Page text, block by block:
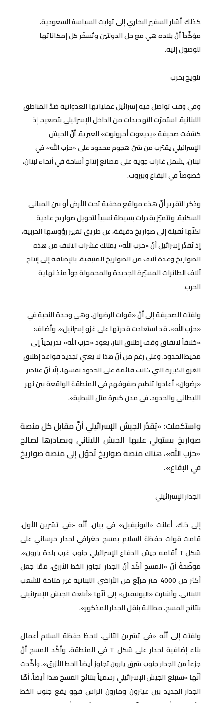
كذلك، أشار السفير البخاري إلى ثوابت السياسة السعودية،
مؤكّداً أنّ بلاده هي مع حل الدولتَين وتُسخّر كل إمكاناتها
للوصول إليه.
تلويح بحرب
وفي وقت تواصل فيه إسرائيل عملياتها العدوانية ضدّ المناطق
اللبنانية، استمرّت التهديدات من الداخل الإسرائيلي بتصعيد، إذ
كشفت صحيفة «يديعوت أحرونوت» العبرية، أنّ الجيش
الإسرائيلي يقترب من شنّ هجوم محدود على «حزب الله» في
لبنان، يشمل غارات جوية على مصانع إنتاج أسلحة في أنحاء لبنان،
خصوصاً في البقاع وبيروت.
وذكر التقرير أنّ هذه مواقع مخفية تحت الأرض أو بين المباني
السكنية، وتتميّز بقدرات بسيطة نسبياً لتحويل صواريخ عادية
لكنّها ثقيلة إلى صواريخ دقيقة، عن طريق تغيير رؤوسها الحربية،
إذ تُقدّر إسرائيل أنّ «حزب الله» يمتلك عشرات الآلاف من هذه
الصواريخ وعدة آلاف من الصواريخ المتبقية، بالإضافة إلى إنتاج
آلاف الطائرات المسيّرة الجديدة والمحمولة جواً منذ نهاية
الحرب.
ولفتت الصحيفة إلى أنّ «قوات الرضوان، وهي وحدة النخبة في
«حزب الله»، قد استعادت قدرتها على غزو إسرائيل»، وأضاف:
«خلافاً لاتفاق وقف إطلاق النار، يعود «حزب الله» تدريجياً إلى
محيط الحدود. وعلى رغم من أنّ هذا لا يعني تجديد قواعد إطلاق
الغزو الكبيرة التي كانت قائمة على الحدود نفسها، إلّا أنّ عناصر
«رضوان» أعادوا تنظيم صفوفهم في المنطقة الواقعة بين نهر
الليطاني والحدود، في مدن كبيرة مثل النبطية».
واستكملت: «يُقدِّر الجيش الإسرائيلي أنَّ مقابل كل منصة
صواريخ يستولي عليها الجيش اللبناني ويصادرها لصالح
«حزب الله»، هناك منصة صواريخ تُحوّل إلى منصة صواريخ
في البقاع».
الجدار الإسرائيلي
إلى ذلك، أعلنت «اليونيفيل» في بيان، أنّه «في تشرين الأول،
قامت قوات حفظة السلام بمسح جغرافي لجدار خرساني على
شكل T أقامه جيش الدفاع الإسرائيلي جنوب غرب بلدة يارون»،
موضّحةً أنّ «المسح أكّد أنّ الجدار تجاوز الخط الأزرق، ممّا جعل
أكثر من 4000 متر مربّع من الأراضي اللبنانية غير متاحة للشعب
اللبناني، وأشارت «اليونيفيل» إلى أنّها «أبلغت الجيش الإسرائيلي
بنتائج المسح، مطالبة بنقل الجدار المذكور».
ولفتت إلى أنّه «في تشرين الثاني، لاحظ حفظة السلام أعمال
بناء إضافية لجدار على شكل T في المنطقة، وأكّد المسح أنّ
جزءاً من الجدار جنوب شرق يارون تجاوز أيضاً الخط الأزرق». وأكّدت
أنّها «ستبلغ الجيش الإسرائيلي رسمياً بنتائج المسح هذا أيضاً. أمّا
الجدار الجديد بين عيترون ومارون الراس فهو يقع جنوب الخط